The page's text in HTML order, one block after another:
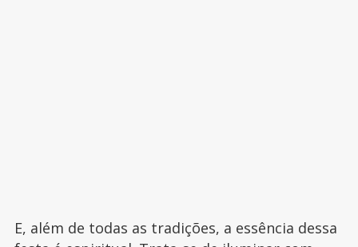
E, além de todas as tradições, a essência dessa